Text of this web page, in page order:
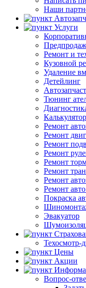
Наши
Услуги
Ремонт и
Кузовной
Удаление
Детейлинг
Тюнинг
Ремонт
Ремонт
Ремонт
Ремонт
Ремонт
Ремонт
Ремонт
Ремонт
Покраска
Эвакуатор
Техосмотр-
Цены
Акции
Вопрос-